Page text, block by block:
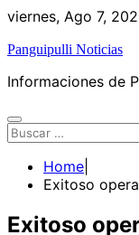
Skip
content
viernes, Ago 7,
Panguipulli Noticias
Informaciones de
Buscar:
Home
Exitoso
Exitoso